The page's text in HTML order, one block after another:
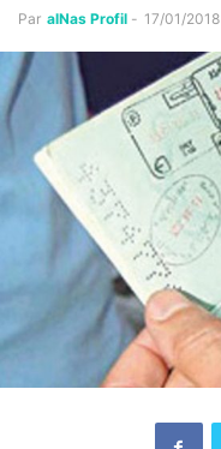
Par alNas Profil - 17/01/2018